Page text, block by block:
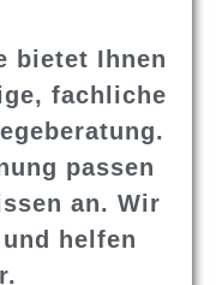
bietet Ihnen
fachliche
passen
an. Wir
helfen